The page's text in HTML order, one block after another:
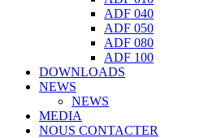
ADF 040
ADF 050
ADF 080
ADF 100
DOWNLOADS
NEWS
NEWS
MEDIA
NOUS CONTACTER